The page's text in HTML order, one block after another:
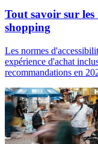
Tout savoir sur
shopping
Les normes
expérience d'achat
recommandations en